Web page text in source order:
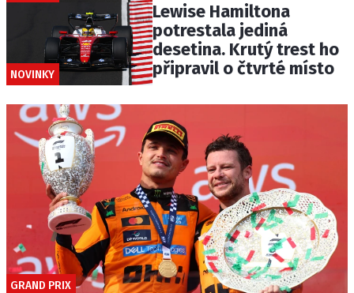
NOVINKY
Lewise Hamiltona
potrestala jediná
desetina. Krutý trest ho
připravil o čtvrté místo
GRAND PRIX